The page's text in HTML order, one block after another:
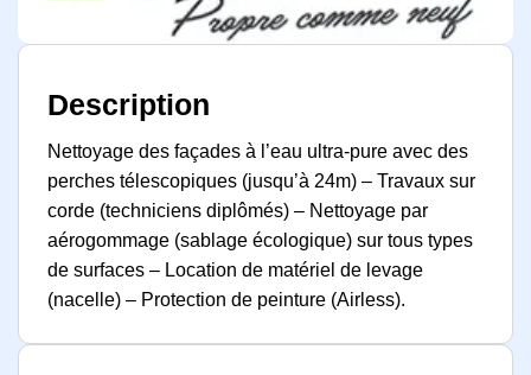
Description
Nettoyage des façades à l’eau ultra-pure avec des
perches télescopiques (jusqu’à 24m) – Travaux sur
corde (techniciens diplômés) – Nettoyage par
aérogommage (sablage écologique) sur tous types
de surfaces – Location de matériel de levage
(nacelle) – Protection de peinture (Airless).